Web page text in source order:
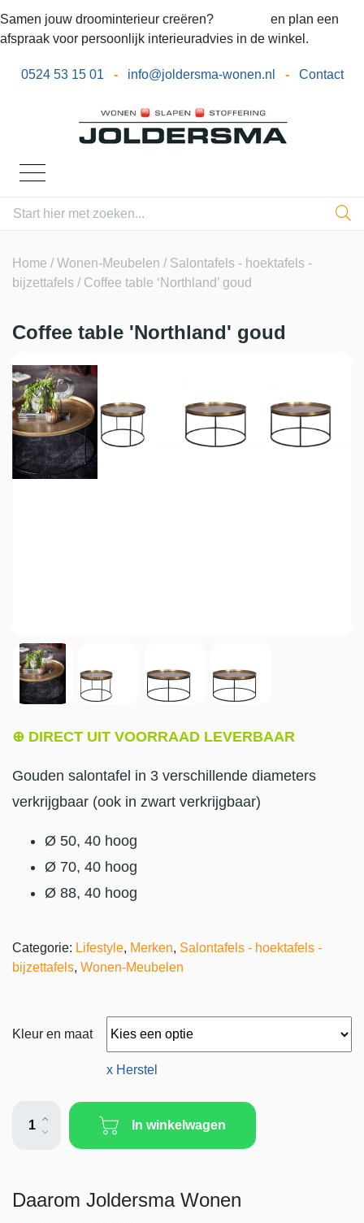
Samen jouw droominterieur creëren?
en plan een
afspraak voor persoonlijk interieuradvies in de winkel.
0524 53 15 01 - info@joldersma-wonen.nl - Contact
Home /Wonen-Meubelen / Salontafels - hoektafels -
bijzettafels / Coffee table ‘Northland’ goud
Coffee table 'Northland' goud
⊕ DIRECT UIT VOORRAAD LEVERBAAR
Gouden salontafel in 3 verschillende diameters
verkrijgbaar (ook in zwart verkrijgbaar)
Ø 50, 40 hoog
Ø 70, 40 hoog
Ø 88, 40 hoog
Categorie: Lifestyle, Merken, Salontafels - hoektafels -
bijzettafels, Wonen-Meubelen
Kleur en maat
x Herstel
Daarom Joldersma Wonen